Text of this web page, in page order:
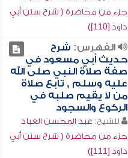
جزء من محاضرة ( شرح سنن أبي
داود [110])
الفهرس: شرح
حديث أبي مسعود في
صفة صلاة النبي صلى الله
عليه وسلم , تابع صلاة
من لا يقيم صلبه في
الركوع والسجود
للشيخ: عبد المحسن العباد
جزء من محاضرة ( شرح سنن أبي
داود [111])